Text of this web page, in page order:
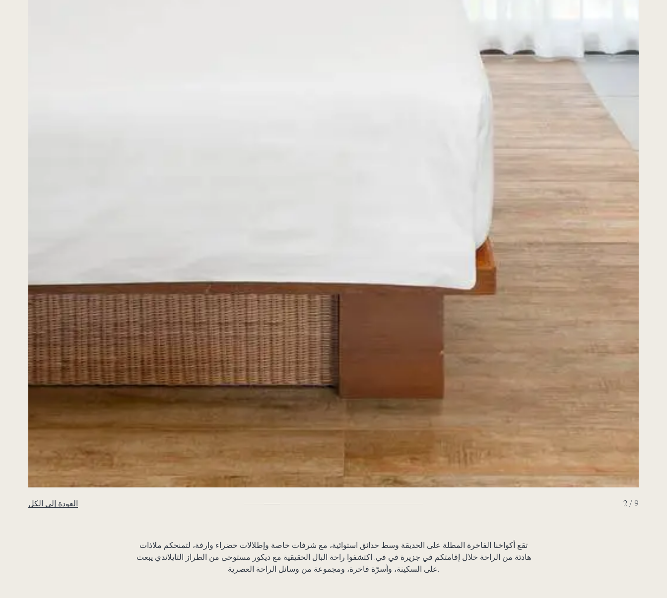
العودة إلى الكل 3 / 9
تقع أكواخنا الفاخرة المطلة على الحديقة وسط حدائق استوائية، مع شرفات خاصة وإطلالات خضراء وارفة، لتمنحكم ملاذات
هادئة من الراحة خلال إقامتكم في جزيرة في في. اكتشفوا راحة البال الحقيقية مع ديكور مستوحى من الطراز التايلاندي يبعث
على السكينة، وأسرّة فاخرة، ومجموعة من وسائل الراحة العصرية.